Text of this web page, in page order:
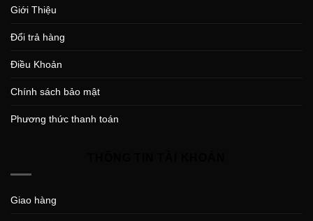
Giới Thiệu
Đổi trả hàng
Điều Khoản
Chính sách bảo mật
Phương thức thanh toán
Giao hàng